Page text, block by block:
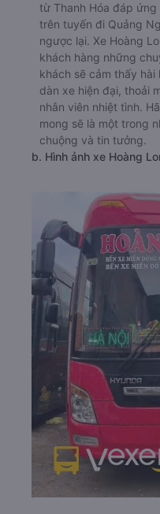
từ Thanh Hóa đáp
trên tuyến đi Quảng
ngược lại. Xe Hoàng
khách hàng những
khách sẽ cảm thấy
dàn xe hiện đại, thoải
nhân viên nhiệt tình.
mong sẽ là một trong
chuộng và tin tưởng.
b. Hình ảnh xe Hoàng